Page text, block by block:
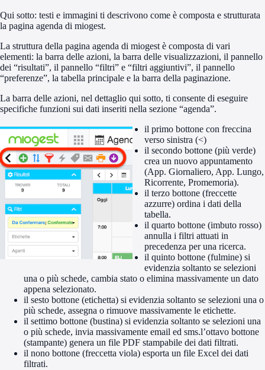
Qui sotto: testi e immagini ti descrivono come è composta e strutturata
la pagina agenda di miogest.
La struttura della pagina agenda di miogest è composta di vari
elementi: la barra delle azioni, la barra delle visualizzazioni, il pannello
dei “risultati”, il pannello “filtri” e “filtri aggiuntivi”, il pannello
“preferenze”, la tabella principale e la barra della paginazione.
La barra delle azioni, nel dettaglio qui sotto, ti consente di eseguire
specifiche funzioni sui dati inseriti nella sezione “agenda”.
il primo bottone con freccina
verso sinistra (<)
il secondo bottone (più verde)
crea un nuovo appuntamento
(App. Giornaliero, App. Lungo,
Ricorrente, Promemoria).
il terzo bottone (freccette
azzurre) ordina i dati della
tabella.
il quarto bottone (imbuto rosso)
annulla i filtri attuati in
precedenza per una ricerca.
il quinto bottone (fulmine) si
evidenzia soltanto se selezioni
una o più schede, cambia stato o elimina massivamente un dato
appena selezionato.
il sesto bottone (etichetta) si evidenzia soltanto se selezioni una o
più schede, assegna o rimuove massivamente le etichette.
il settimo bottone (bustina) si evidenzia soltanto se selezioni una
o più schede, invia massivamente email ed sms.l’ottavo bottone
(stampante) genera un file PDF stampabile dei dati filtrati.
il nono bottone (freccetta viola) esporta un file Excel dei dati
filtrati.